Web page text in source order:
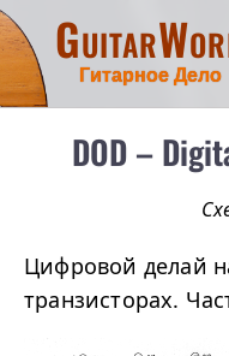
Гитарное Дело
DOD –
Цифровой делай
транзисторах.